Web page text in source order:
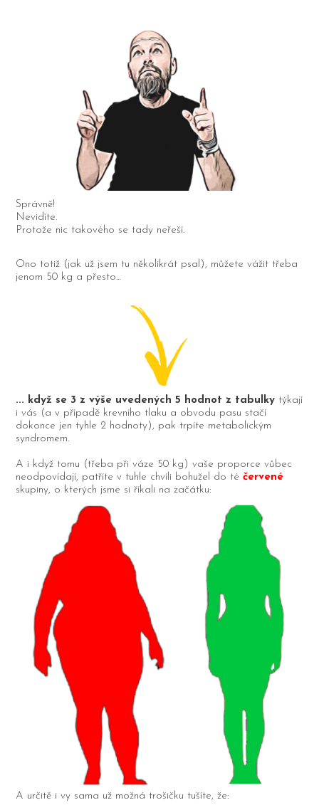
Správně!
Nevidíte.
Protože nic takového se tady neřeší.
Ono totiž (jak už jsem tu několikrát psal), můžete vážit třeba
jenom 50 kg a přesto...
... když se 3 z výše uvedených 5 hodnot z tabulky týkají
i vás (a v případě krevního tlaku a obvodu pasu stačí
dokonce jen tyhle 2 hodnoty), pak trpíte metabolickým
syndromem.
A i když tomu (třeba při váze 50 kg) vaše proporce vůbec
neodpovídají, patříte v tuhle chvíli bohužel do téčervené
skupiny, o kterých jsme si říkali na začátku:
A určitě i vy sama už možná trošičku tušíte, že: